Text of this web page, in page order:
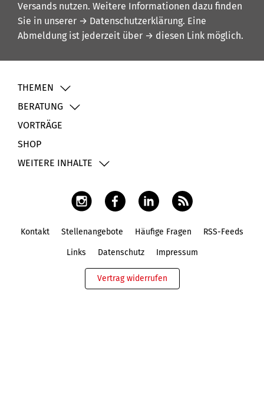
Versands nutzen. Weitere Informationen dazu finden
Sie in unserer → Datenschutzerklärung. Eine
Abmeldung ist jederzeit über → diesen Link möglich.
THEMEN
BERATUNG
VORTRÄGE
SHOP
WEITERE INHALTE
Kontakt Stellenangebote Häufige Fragen RSS-Feeds
Links Datenschutz Impressum
Vertrag widerrufen